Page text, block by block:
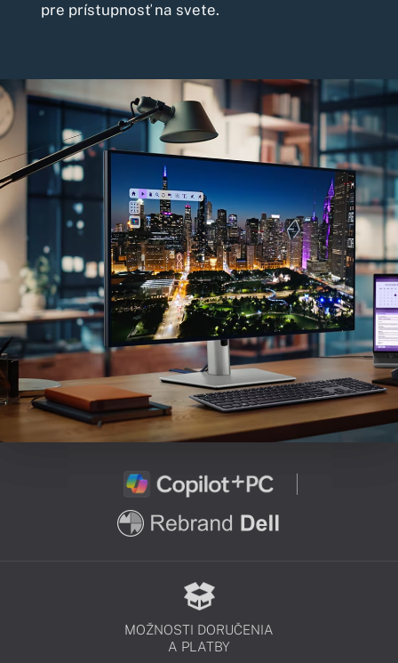
pre prístupnosť na svete.
MOŽNOSTI DORUČENIA
A PLATBY